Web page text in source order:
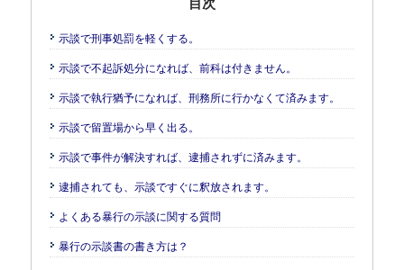
目次
示談で刑事処罰を軽くする。
示談で不起訴処分になれば、前科は付きません。
示談で執行猶予になれば、刑務所に行かなくて済みます。
示談で留置場から早く出る。
示談で事件が解決すれば、逮捕されずに済みます。
逮捕されても、示談ですぐに釈放されます。
よくある暴行の示談に関する質問
暴行の示談書の書き方は？